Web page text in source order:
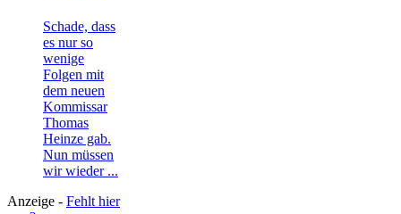
Schade, dass
es nur so
wenige
Folgen mit
dem neuen
Kommissar
Thomas
Heinze gab.
Nun müssen
wir wieder ...
Anzeige - Fehlt hier